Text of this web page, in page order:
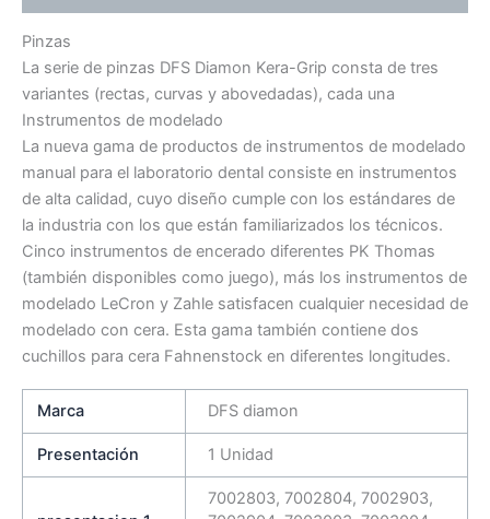
Pinzas
La serie de pinzas DFS Diamon Kera-Grip consta de tres
variantes (rectas, curvas y abovedadas), cada una
Instrumentos de modelado
La nueva gama de productos de instrumentos de modelado
manual para el laboratorio dental consiste en instrumentos
de alta calidad, cuyo diseño cumple con los estándares de
la industria con los que están familiarizados los técnicos.
Cinco instrumentos de encerado diferentes PK Thomas
(también disponibles como juego), más los instrumentos de
modelado LeCron y Zahle satisfacen cualquier necesidad de
modelado con cera. Esta gama también contiene dos
cuchillos para cera Fahnenstock en diferentes longitudes.
Marca DFS diamon
Presentación 1 Unidad
7002803, 7002804, 7002903,